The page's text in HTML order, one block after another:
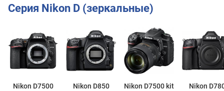
Серия Nikon D (зеркальные)
Nikon D7500
Nikon D850
Nikon D7500 kit
Nikon